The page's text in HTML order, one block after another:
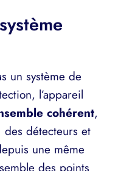
un système de
l’appareil
cohérent,
des détecteurs et
une même